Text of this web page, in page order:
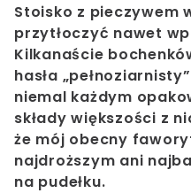
Stoisko z pieczywem
przytłoczyć nawet
Kilkanaście
hasła
niemal każdym
składy większości z
że mój obecny
najdroższym ani
na pudełku.